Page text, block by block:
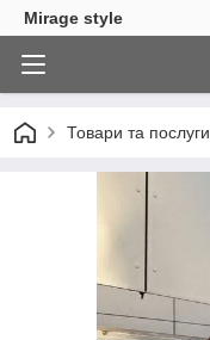
Mirage style
Товари та послуги